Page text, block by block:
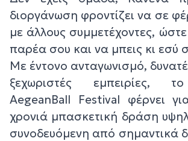
διοργάνωση φροντίζει να σε
με άλλους συμμετέχοντες,
παρέα σου και να μπεις κι εσύ
Με έντονο ανταγωνισμό,
ξεχωριστές εμπειρίες,
AegeanBall Festival φέρνει
χρονιά μπασκετική δράση
συνοδευόμενη από σημαντικά